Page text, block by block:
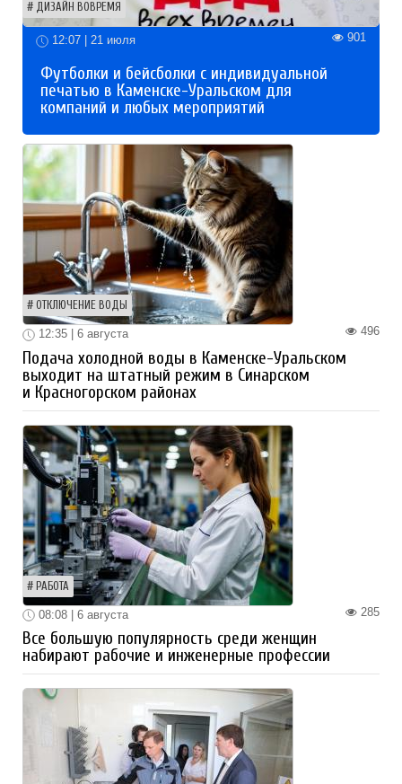
ДИЗАЙН ВОВРЕМЯ
12:07 | 21 июля 901
Футболки и бейсболки с индивидуальной
печатью в Каменске-Уральском для
компаний и любых мероприятий
ОТКЛЮЧЕНИЕ ВОДЫ
496
12:35 | 6 августа
Подача холодной воды в Каменске-Уральском
выходит на штатный режим в Синарском
и Красногорском районах
РАБОТА
285
08:08 | 6 августа
Все большую популярность среди женщин
набирают рабочие и инженерные профессии